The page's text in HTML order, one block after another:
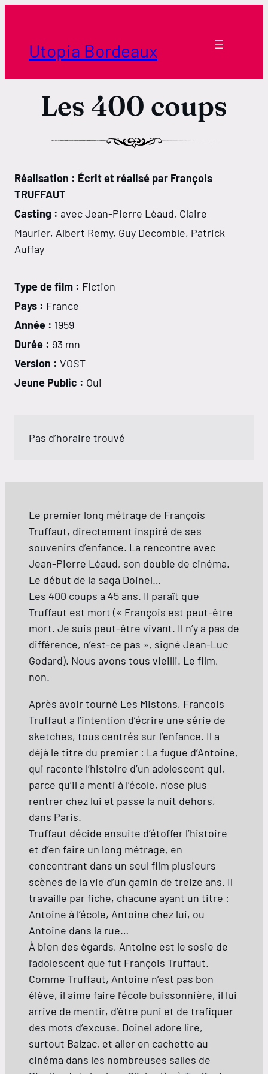
contenuUtopia Bordeaux
Les 400 coups
Réalisation : Écrit et réalisé par François
TRUFFAUT
Casting : avec Jean-Pierre Léaud, Claire
Maurier, Albert Remy, Guy Decomble, Patrick
Auffay
Type de film : Fiction
Pays : France
Année : 1959
Durée : 93 mn
Version : VOST
Jeune Public : Oui
Pas d’horaire trouvé
Le premier long métrage de François
Truffaut, directement inspiré de ses
souvenirs d’enfance. La rencontre avec
Jean-Pierre Léaud, son double de cinéma.
Le début de la saga Doinel…
Les 400 coups a 45 ans. Il paraît que
Truffaut est mort (« François est peut-être
mort. Je suis peut-être vivant. Il n’y a pas de
différence, n’est-ce pas », signé Jean-Luc
Godard). Nous avons tous vieilli. Le film,
non.
Après avoir tourné Les Mistons, François
Truffaut a l’intention d’écrire une série de
sketches, tous centrés sur l’enfance. Il a
déjà le titre du premier : La fugue d’Antoine,
qui raconte l’histoire d’un adolescent qui,
parce qu’il a menti à l’école, n’ose plus
rentrer chez lui et passe la nuit dehors,
dans Paris.
Truffaut décide ensuite d’étoffer l’histoire
et d’en faire un long métrage, en
concentrant dans un seul film plusieurs
scènes de la vie d’un gamin de treize ans. Il
travaille par fiche, chacune ayant un titre :
Antoine à l’école, Antoine chez lui, ou
Antoine dans la rue…
À bien des égards, Antoine est le sosie de
l’adolescent que fut François Truffaut.
Comme Truffaut, Antoine n’est pas bon
élève, il aime faire l’école buissonnière, il lui
arrive de mentir, d’être puni et de trafiquer
des mots d’excuse. Doinel adore lire,
surtout Balzac, et aller en cachette au
cinéma dans les nombreuses salles de